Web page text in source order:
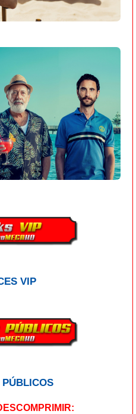
VIP
PÚBLICOS